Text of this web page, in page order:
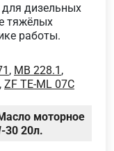
дизельных
тяжёлых
работы.
, MB 228.1 ,
, ZF TE-ML 07C
моторное
30 20л.